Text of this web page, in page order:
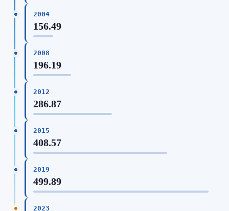
2004
156.49
2008
196.19
2012
286.87
2015
408.57
2019
499.89
2023